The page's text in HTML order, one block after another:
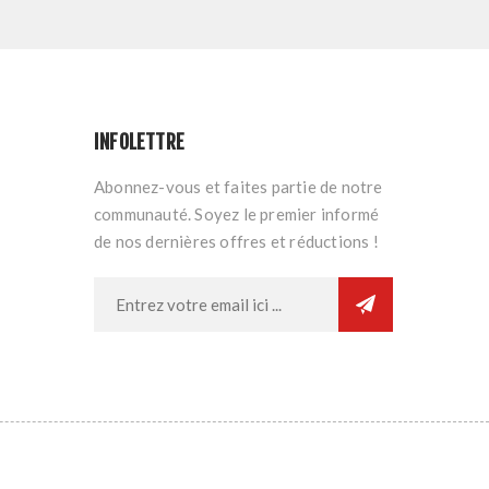
INFOLETTRE
Abonnez-vous et faites partie de notre
communauté. Soyez le premier informé
de nos dernières offres et réductions !